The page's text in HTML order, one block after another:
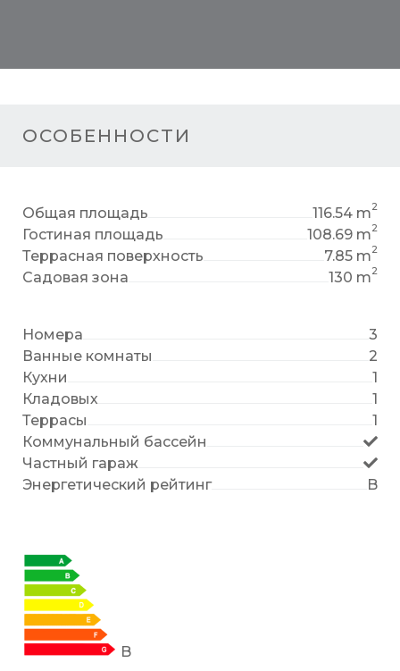
ОСОБЕННОСТИ
Общая площадь 116.54 m2
Гостиная площадь 108.69 m2
Террасная поверхность 7.85 m2
Садовая зона 130 m2
Номера
3
Ванные комнаты
2
Кухни
1
Кладовых
1
Террасы
1
Коммунальный бассейн
Частный гараж
Энергетический рейтинг
B
B